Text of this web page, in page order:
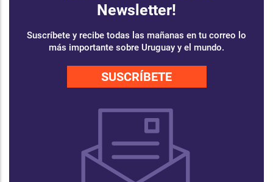
Newsletter!
Suscríbete y recibe todas las mañanas en tu correo lo
más importante sobre Uruguay y el mundo.
SUSCRÍBETE